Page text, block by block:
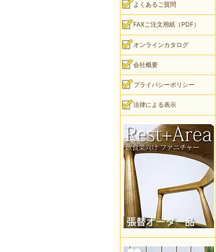
よくあるご質問
FAXご注文用紙（PDF）
オンラインカタログ
会社概要
プライバシーポリシー
法律による表示